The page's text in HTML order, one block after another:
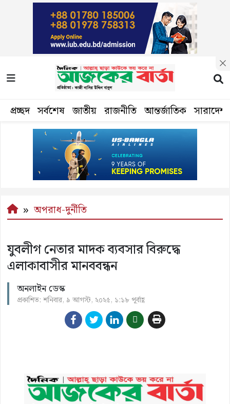
প্রচ্ছদ সর্বশেষ জাতীয় রাজনীতি আন্তর্জাতিক সারাদেশ
অপরাধ-দুর্নীতি
যুবলীগ নেতার মাদক ব্যবসার বিরুদ্ধে
এলাকাবাসীর মানববন্ধন
অনলাইন ডেস্ক
প্রকাশিত: শনিবার, ৯ আগস্ট, ২০২৫, ১:১৮ পূর্বাহ্ণ